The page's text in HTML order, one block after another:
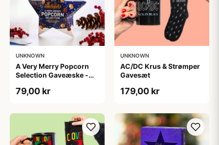
UNKNOWN
A Very Merry Popcorn
Selection Gaveæske -
79,00 kr
UNKNOWN
AC/DC Krus & Strømper
Gavesæt
179,00 kr